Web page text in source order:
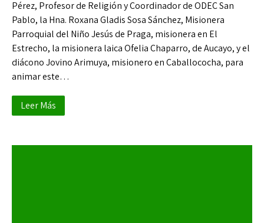
Pérez, Profesor de Religión y Coordinador de ODEC San
Pablo, la Hna. Roxana Gladis Sosa Sánchez, Misionera
Parroquial del Niño Jesús de Praga, misionera en El
Estrecho, la misionera laica Ofelia Chaparro, de Aucayo, y el
diácono Jovino Arimuya, misionero en Caballococha, para
animar este…
Leer Más